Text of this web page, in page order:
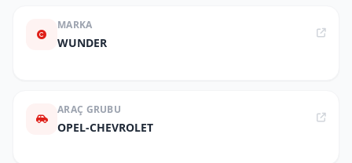
MARKA
WUNDER
ARAÇ GRUBU
OPEL-CHEVROLET